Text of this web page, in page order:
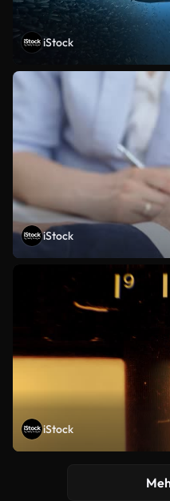
iStock
iStock
iStock